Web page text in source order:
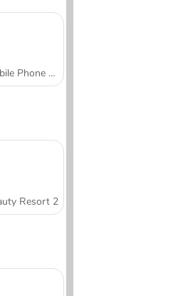
Mobile Phone Case Design & DIY
Resort 2